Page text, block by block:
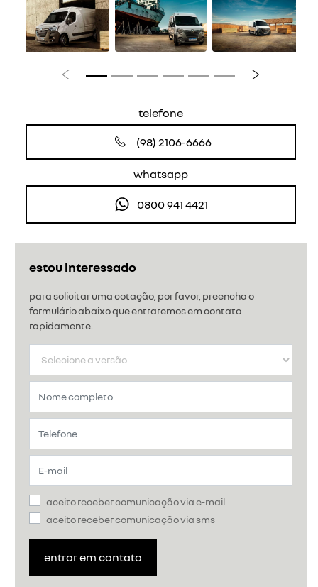
estou interessado
para solicitar uma cotação, por favor, preencha o
formulário abaixo que entraremos em contato
rapidamente.
aceito receber comunicação via e-mail
aceito receber comunicação via sms
entrar em contato
Anterior Próximo
telefone
(98) 2106-6666
whatsapp
0800 941 4421